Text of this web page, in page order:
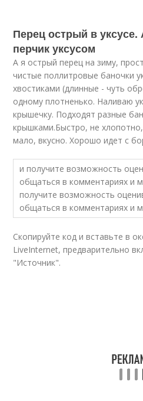
Перец острый в уксусе.
перчик уксусом
А я острый перец на зиму,
чистые поллитровые баночки
хвостиками (длинные - чуть
одному плотненько. Наливаю
крышечку. Подходят разные
крышками.Быстро, не
мало, вкусно. Хорошо идет с
и получите возможность
общаться в комментариях и
получите возможность
общаться в комментариях и
Скопируйте код и вставьте в
LiveInternet, предварительно
"Источник".